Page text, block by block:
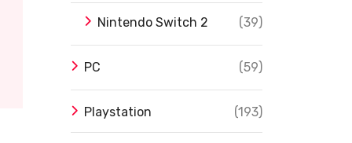
Nintendo Switch 2 (39)
PC (59)
Playstation (193)